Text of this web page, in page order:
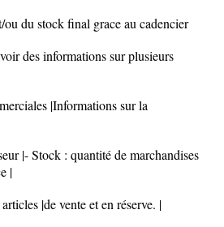
ou du stock final grace au cadencier
des informations sur plusieurs
|Informations sur la
|- Stock : quantité de marchandises
|
|de vente et en réserve. |